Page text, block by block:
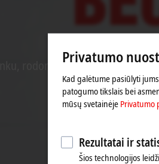
rodome vaizdo įrašą ir
Privatumo
Kad galėtume pasiūlyti
patogumo tikslais bei
mūsų svetainėje Privatumo
Rezultatai ir
Šios technologijos